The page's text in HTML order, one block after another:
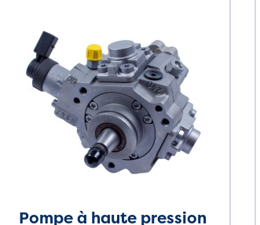
Pompe à haute pression